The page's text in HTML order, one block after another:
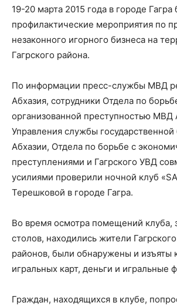
19-20 марта 2015 года в городе
профилактические мероприятия по
незаконного игорного бизнеса на
Гагрского района.
По информации пресс-службы МВД
Абхазия, cотрудники Отдела по
организованной преступностью МВД
Управления службы государственной
Абхазии, Отдела по борьбе с
преступлениями и Гагрского УВД
усилиями проверили ночной клуб
Терешковой в городе Гагра.
Во время осмотра помещений клуба,
столов, находились жители
районов, были обнаружены и изъяты
игральных карт, деньги и игральные
Граждан, находящихся в клубе,